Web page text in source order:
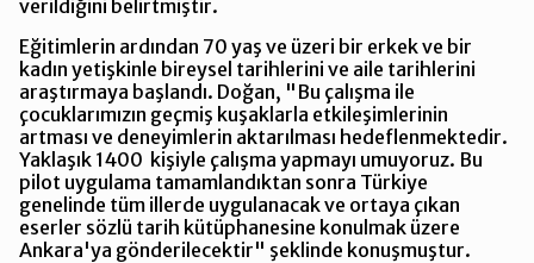
verildiğini belirtmiştir.
Eğitimlerin ardından 70 yaş ve üzeri bir erkek ve bir
kadın yetişkinle bireysel tarihlerini ve aile tarihlerini
araştırmaya başlandı. Doğan, "Bu çalışma ile
çocuklarımızın geçmiş kuşaklarla etkileşimlerinin
artması ve deneyimlerin aktarılması hedeflenmektedir.
Yaklaşık 1400 kişiyle çalışma yapmayı umuyoruz. Bu
pilot uygulama tamamlandıktan sonra Türkiye
genelinde tüm illerde uygulanacak ve ortaya çıkan
eserler sözlü tarih kütüphanesine konulmak üzere
Ankara'ya gönderilecektir" şeklinde konuşmuştur.